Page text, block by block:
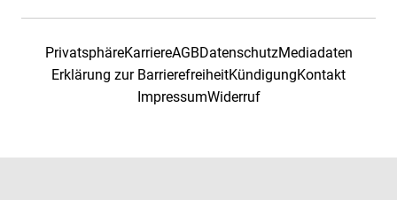
PrivatsphäreKarriereAGBDatenschutzMediadaten
Erklärung zur BarrierefreiheitKündigungKontakt
ImpressumWiderruf